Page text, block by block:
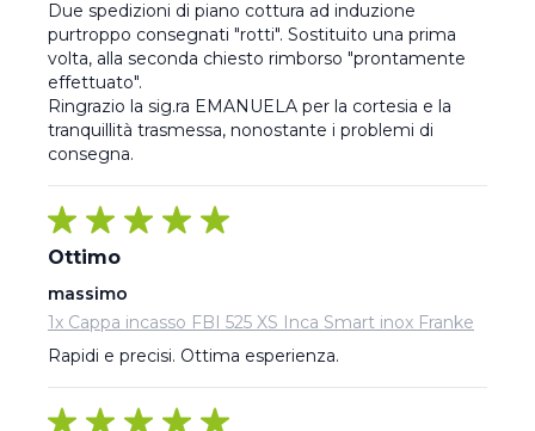
Due spedizioni di piano cottura ad induzione
purtroppo consegnati "rotti". Sostituito una prima
volta, alla seconda chiesto rimborso "prontamente
effettuato".
Ringrazio la sig.ra EMANUELA per la cortesia e la
tranquillità trasmessa, nonostante i problemi di
consegna.
Ottimo
massimo
1x Cappa incasso FBI 525 XS Inca Smart inox Franke
Rapidi e precisi. Ottima esperienza.